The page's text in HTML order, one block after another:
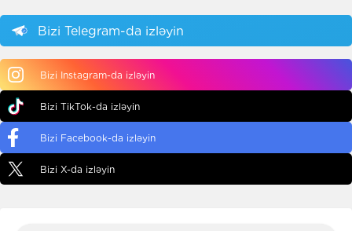
Bizi Telegram-da izləyin
Bizi Instagram-da izləyin
Bizi TikTok-da izləyin
Bizi Facebook-da izləyin
Bizi X-da izləyin